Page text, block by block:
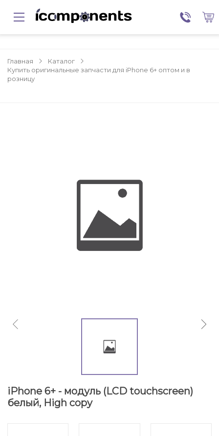
Главная
Каталог
Купить оригинальные запчасти для iPhone 6+ оптом и в
розницу
iPhone 6+ - модуль (LCD touchscreen)
белый, High copy